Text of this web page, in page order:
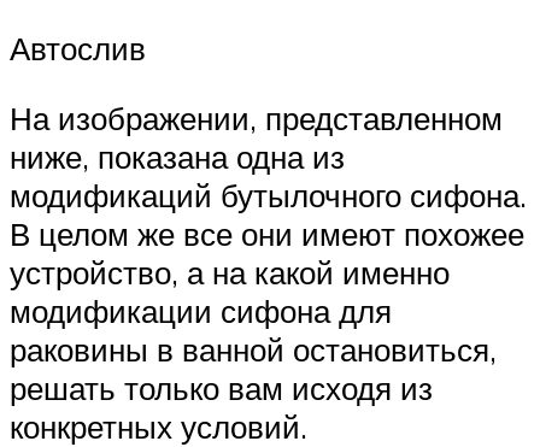
Автослив
На изображении, представленном
ниже, показана одна из
модификаций бутылочного сифона.
В целом же все они имеют похожее
устройство, а на какой именно
модификации сифона для
раковины в ванной остановиться,
решать только вам исходя из
конкретных условий.